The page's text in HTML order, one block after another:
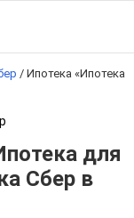
/ Ипотека «Ипотека
для
Сбер в